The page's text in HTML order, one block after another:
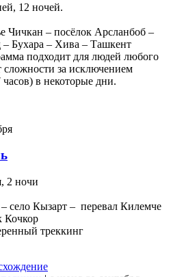
12 ночей.
Чичкан – посёлок Арсланбоб –
Бухара – Хива – Ташкент
подходит для людей любого
сложности за исключением
в некоторые дни.
2 ночи
село Кызарт – перевал Килемче
Кочкор
треккинг